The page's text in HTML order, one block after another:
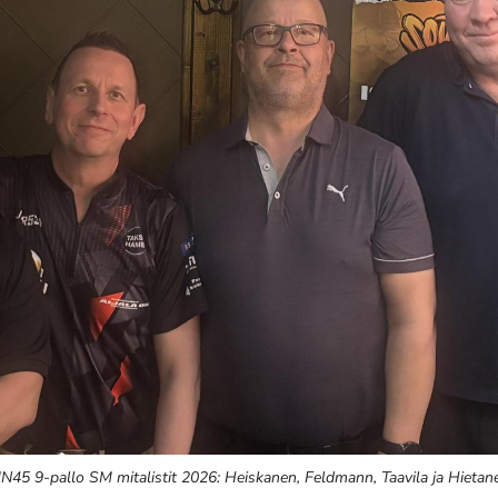
9-pallo SM mitalistit 2026: Heiskanen, Feldmann, Taavila ja